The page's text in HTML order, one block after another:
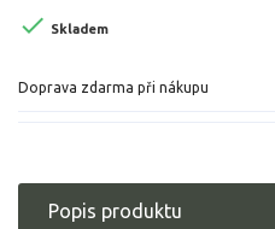
 Skladem
Doprava zdarma při nákupu
Popis produktu